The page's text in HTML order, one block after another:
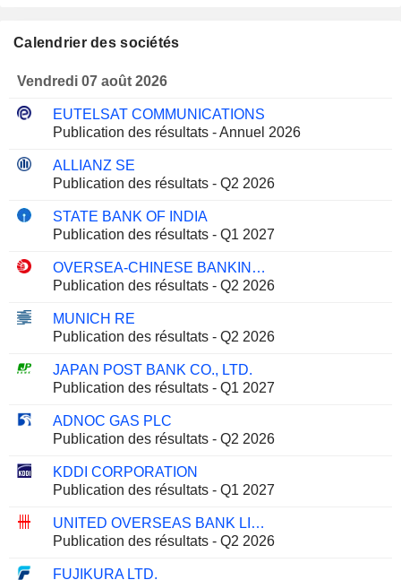
Calendrier des sociétés
Vendredi 07 août 2026
EUTELSAT COMMUNICATIONS
Publication des résultats - Annuel 2026
ALLIANZ SE
Publication des résultats - Q2 2026
STATE BANK OF INDIA
Publication des résultats - Q1 2027
OVERSEA-CHINESE BANKING CORPORATION LIMITED
Publication des résultats - Q2 2026
MUNICH RE
Publication des résultats - Q2 2026
JAPAN POST BANK CO., LTD.
Publication des résultats - Q1 2027
ADNOC GAS PLC
Publication des résultats - Q2 2026
KDDI CORPORATION
Publication des résultats - Q1 2027
UNITED OVERSEAS BANK LIMITED
Publication des résultats - Q2 2026
FUJIKURA LTD.